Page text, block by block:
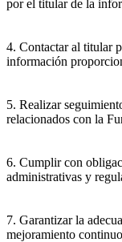
por el titular de la
4. Contactar al titular
información
5. Realizar
relacionados con la
6. Cumplir con
administrativas y
7. Garantizar la
mejoramiento